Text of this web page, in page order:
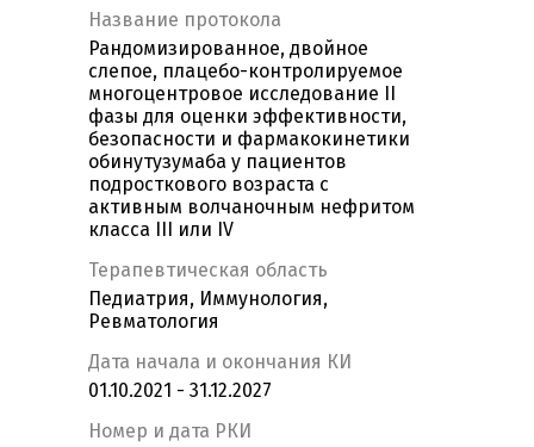
Название протокола
Рандомизированное, двойное
слепое, плацебо-контролируемое
многоцентровое исследование II
фазы для оценки эффективности,
безопасности и фармакокинетики
обинутузумаба у пациентов
подросткового возраста с
активным волчаночным нефритом
класса III или IV
Терапевтическая область
Педиатрия, Иммунология,
Ревматология
Дата начала и окончания КИ
01.10.2021 - 31.12.2027
Номер и дата РКИ